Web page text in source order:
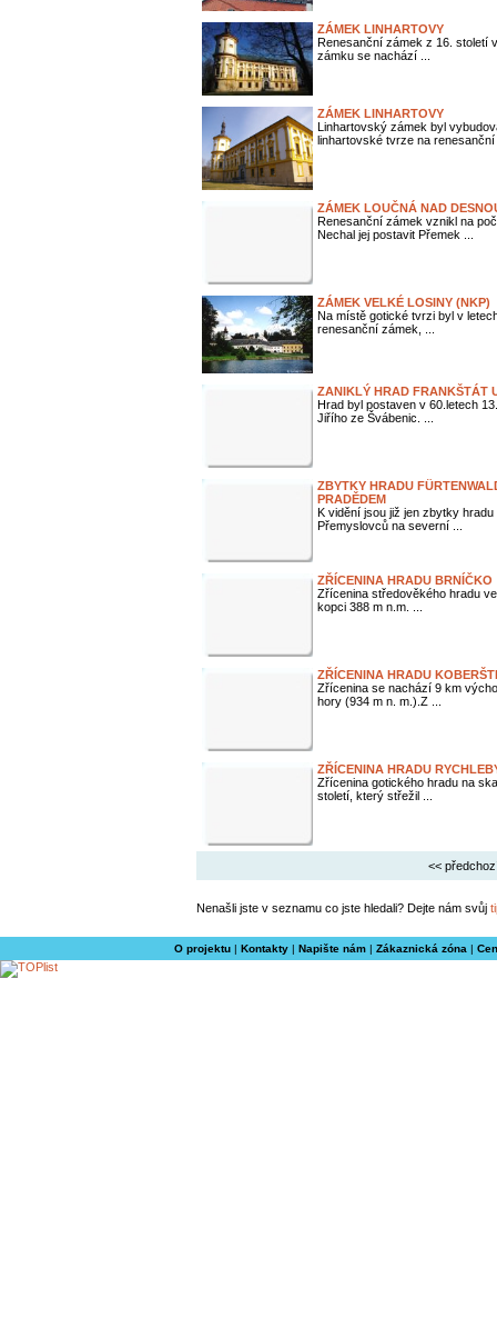
ZÁMEK LINHARTOVY
Renesanční zámek z 16. století
zámku se nachází ...
ZÁMEK LINHARTOVY
Linhartovský zámek byl
linhartovské tvrze na renesanční
ZÁMEK LOUČNÁ NAD
Renesanční zámek vznikl na
Nechal jej postavit Přemek ...
ZÁMEK VELKÉ LOSINY (NKP)
Na místě gotické tvrzi byl v
renesanční zámek, ...
ZANIKLÝ HRAD FRANKŠTÁT
Hrad byl postaven v 60.letech
Jiřího ze Švábenic. ...
ZBYTKY HRADU
PRADĚDEM
K vidění jsou již jen zbytky
Přemyslovců na severní ...
ZŘÍCENINA HRADU BRNÍČKO
Zřícenina středověkého hradu
kopci 388 m n.m. ...
ZŘÍCENINA HRADU
Zřícenina se nachází 9 km
hory (934 m n. m.).Z ...
ZŘÍCENINA HRADU
Zřícenina gotického hradu na
století, který střežil ...
<<
Nenašli jste v seznamu co jste hledali? Dejte nám svůj
O projektu| Kontakty| Napište nám| Zákaznická zóna |